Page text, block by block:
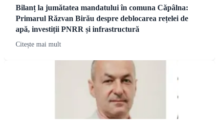
Bilanț la jumătatea mandatului în comuna Căpâlna:
Primarul Răzvan Birău despre deblocarea rețelei de
apă, investiții PNRR și infrastructură
Citește mai mult